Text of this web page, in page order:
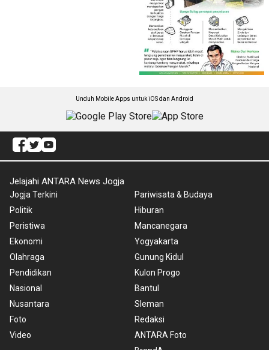
Unduh Mobile Apps untuk iOS dan Android
Jelajahi ANTARA News Jogja
Jogja Terkini
Politik
Peristiwa
Ekonomi
Olahraga
Pendidikan
Nasional
Nusantara
Foto
Video
Pariwisata & Budaya
Hiburan
Mancanegara
Yogyakarta
Gunung Kidul
Kulon Progo
Bantul
Sleman
Redaksi
ANTARA Foto